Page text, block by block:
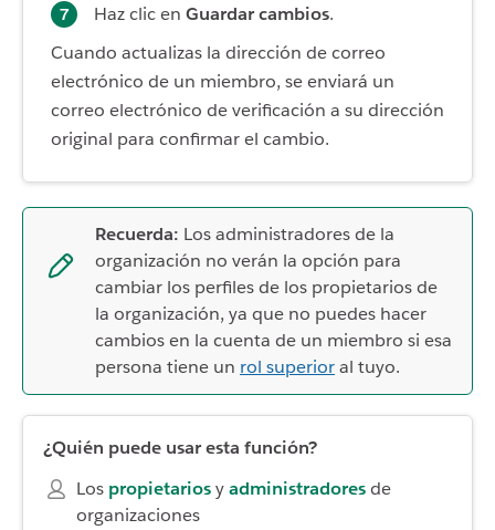
Haz clic en Guardar cambios.
Cuando actualizas la dirección de correo
electrónico de un miembro, se enviará un
correo electrónico de verificación a su dirección
original para confirmar el cambio.
Recuerda: Los administradores de la
organización no verán la opción para
cambiar los perfiles de los propietarios de
la organización, ya que no puedes hacer
cambios en la cuenta de un miembro si esa
persona tiene un rol superioral tuyo.
¿Quién puede usar esta función?
Los propietariosyadministradoresde
organizaciones